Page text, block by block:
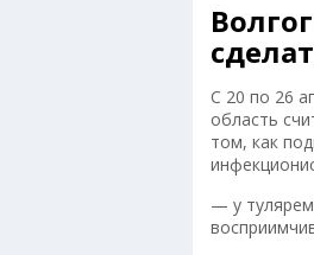
С 20 по 26
область
том, как
— у